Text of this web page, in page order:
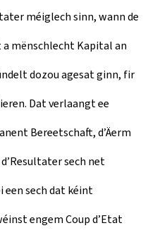
méiglech sinn, wann de
mënschlecht Kapital an
dozou agesat ginn, fir
Dat verlaangt ee
Bereetschaft, d’Äerm
sech net
sech dat kéint
engem Coup d’Etat